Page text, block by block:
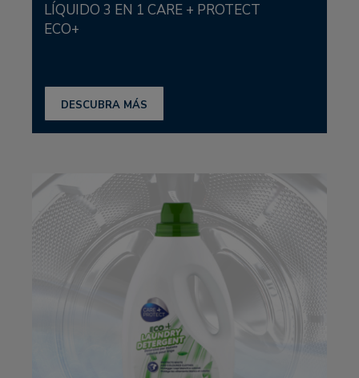
LÍQUIDO 3 EN 1 CARE + PROTECT
ECO+
DESCUBRA MÁS